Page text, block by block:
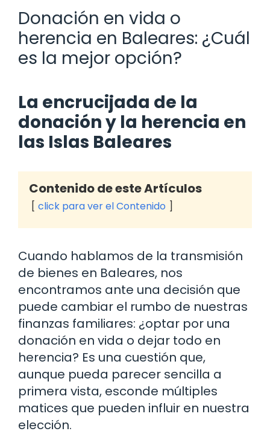
Donación en vida o
herencia en Baleares: ¿Cuál
es la mejor opción?
La encrucijada de la
donación y la herencia en
las Islas Baleares
Contenido de este Artículos
click para ver el Contenido
Cuando hablamos de la transmisión
de bienes en Baleares, nos
encontramos ante una decisión que
puede cambiar el rumbo de nuestras
finanzas familiares: ¿optar por una
donación en vida o dejar todo en
herencia? Es una cuestión que,
aunque pueda parecer sencilla a
primera vista, esconde múltiples
matices que pueden influir en nuestra
elección.